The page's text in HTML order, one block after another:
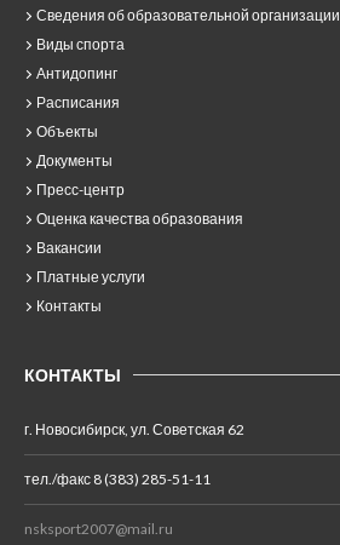
Сведения об образовательной организации
Виды спорта
Антидопинг
Расписания
Объекты
Документы
Пресс-центр
Оценка качества образования
Вакансии
Платные услуги
Контакты
КОНТАКТЫ
г. Новосибирск, ул. Советская 62
тел./факс 8 (383) 285-51-11
nsksport2007@mail.ru